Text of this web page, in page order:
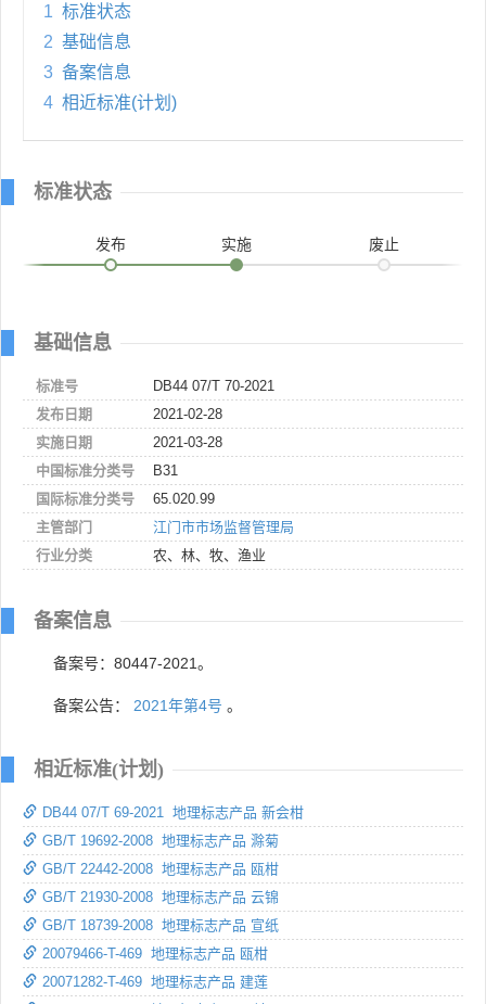
1 标准状态
2 基础信息
3 备案信息
4 相近标准(计划)
标准状态
发布 实施 废止
基础信息
标准号
DB44 07/T 70-2021
发布日期
2021-02-28
实施日期
2021-03-28
中国标准分类号
B31
国际标准分类号
65.020.99
主管部门
江门市市场监督管理局
行业分类
农、林、牧、渔业
备案信息
备案号：80447-2021。
备案公告： 2021年第4号 。
相近标准(计划)
DB44 07/T 69-2021 地理标志产品 新会柑
GB/T 19692-2008 地理标志产品 滁菊
GB/T 22442-2008 地理标志产品 瓯柑
GB/T 21930-2008 地理标志产品 云锦
GB/T 18739-2008 地理标志产品 宣纸
20079466-T-469 地理标志产品 瓯柑
20071282-T-469 地理标志产品 建莲